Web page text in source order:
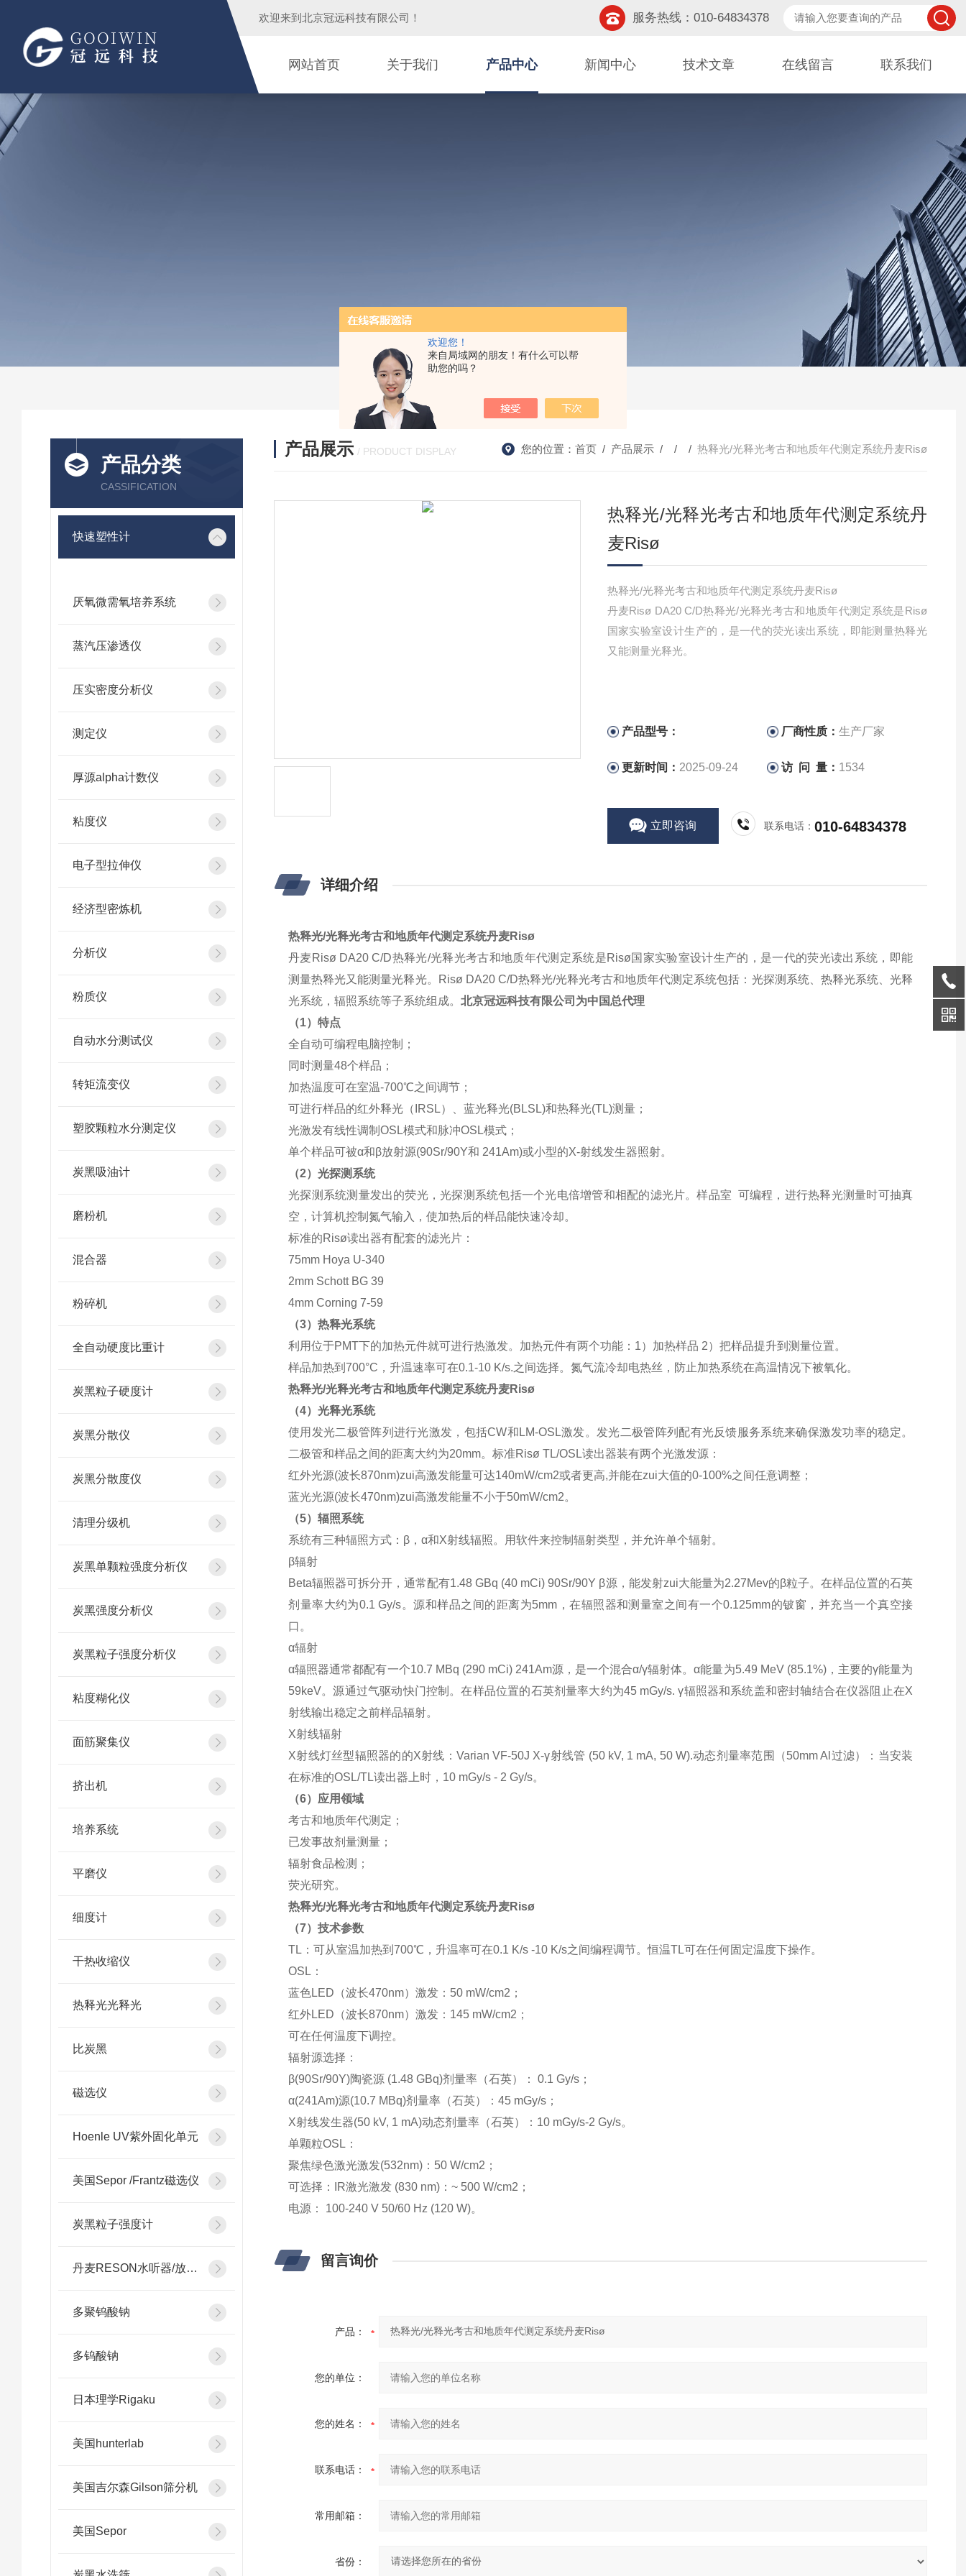
欢迎您！
来自局域网的朋友！有什么可以帮
助您的吗？
欢迎来到 北京冠远科技有限公司 ！ 服务热线：010-64834378
网站首页 关于我们 产品中心 新闻中心 技术文章 在线留言 联系我们
产品分类
CASSIFICATION
快速塑性计
厌氧微需氧培养系统
蒸汽压渗透仪
压实密度分析仪
测定仪
厚源alpha计数仪
粘度仪
电子型拉伸仪
经济型密炼机
分析仪
粉质仪
自动水分测试仪
转矩流变仪
塑胶颗粒水分测定仪
炭黑吸油计
磨粉机
混合器
粉碎机
全自动硬度比重计
炭黑粒子硬度计
炭黑分散仪
炭黑分散度仪
清理分级机
炭黑单颗粒强度分析仪
炭黑强度分析仪
炭黑粒子强度分析仪
粘度糊化仪
面筋聚集仪
挤出机
培养系统
平磨仪
细度计
干热收缩仪
热释光光释光
比炭黑
磁选仪
Hoenle UV紫外固化单元
美国Sepor /Frantz磁选仪
炭黑粒子强度计
丹麦RESON水听器/放大器
多聚钨酸钠
多钨酸钠
日本理学Rigaku
美国hunterlab
美国吉尔森Gilson筛分机
美国Sepor
产品展示 / PRODUCT DISPLAY 您的位置： 首页 / 产品展示 / / / 热释光/光释光考古和地质年代测定系统丹麦Risø
热释光/光释光考古和地质年代测定系统丹
麦Risø
热释光/光释光考古和地质年代测定系统丹麦Risø
丹麦Risø DA20 C/D热释光/光释光考古和地质年代测定系统是Risø
国家实验室设计生产的，是一代的荧光读出系统，即能测量热释光
又能测量光释光。
产品型号： 厂商性质：生产厂家
更新时间： 2025-09-24 访 问 量： 1534
立即咨询 联系电话：010-64834378
详细介绍
热释光/光释光考古和地质年代测定系统丹麦Risø
丹麦Risø DA20 C/D热释光/光释光考古和地质年代测定系统是Risø国家实验室设计生产的，是一代的荧光读出系统，即能
测量热释光又能测量光释光。Risø DA20 C/D热释光/光释光考古和地质年代测定系统包括：光探测系统、热释光系统、光释
光系统，辐照系统等子系统组成。北京冠远科技有限公司为中国总代理
（1）特点
全自动可编程电脑控制；
同时测量48个样品；
加热温度可在室温-700℃之间调节；
可进行样品的红外释光（IRSL）、蓝光释光(BLSL)和热释光(TL)测量；
光激发有线性调制OSL模式和脉冲OSL模式；
单个样品可被α和β放射源(90Sr/90Y和 241Am)或小型的X-射线发生器照射。
（2）光探测系统
光探测系统测量发出的荧光，光探测系统包括一个光电倍增管和相配的滤光片。样品室 可编程，进行热释光测量时可抽真
空，计算机控制氮气输入，使加热后的样品能快速冷却。
标准的Risø读出器有配套的滤光片：
75mm Hoya U-340
2mm Schott BG 39
4mm Corning 7-59
（3）热释光系统
利用位于PMT下的加热元件就可进行热激发。加热元件有两个功能：1）加热样品 2）把样品提升到测量位置。
样品加热到700°C，升温速率可在0.1-10 K/s.之间选择。氮气流冷却电热丝，防止加热系统在高温情况下被氧化。
热释光/光释光考古和地质年代测定系统丹麦Risø
（4）光释光系统
使用发光二极管阵列进行光激发，包括CW和LM-OSL激发。发光二极管阵列配有光反馈服务系统来确保激发功率的稳定。
二极管和样品之间的距离大约为20mm。标准Risø TL/OSL读出器装有两个光激发源：
红外光源(波长870nm)zui高激发能量可达140mW/cm2或者更高,并能在zui大值的0-100%之间任意调整；
蓝光光源(波长470nm)zui高激发能量不小于50mW/cm2。
（5）辐照系统
系统有三种辐照方式：β，α和X射线辐照。用软件来控制辐射类型，并允许单个辐射。
β辐射
Beta辐照器可拆分开，通常配有1.48 GBq (40 mCi) 90Sr/90Y β源，能发射zui大能量为2.27Mev的β粒子。在样品位置的石英
剂量率大约为0.1 Gy/s。源和样品之间的距离为5mm，在辐照器和测量室之间有一个0.125mm的铍窗，并充当一个真空接
口。
α辐射
α辐照器通常都配有一个10.7 MBq (290 mCi) 241Am源，是一个混合α/γ辐射体。α能量为5.49 MeV (85.1%)，主要的γ能量为
59keV。源通过气驱动快门控制。在样品位置的石英剂量率大约为45 mGy/s. γ辐照器和系统盖和密封轴结合在仪器阻止在X
射线输出稳定之前样品辐射。
X射线辐射
X射线灯丝型辐照器的的X射线：Varian VF-50J X-γ射线管 (50 kV, 1 mA, 50 W).动态剂量率范围（50mm Al过滤）：当安装
在标准的OSL/TL读出器上时，10 mGy/s - 2 Gy/s。
（6）应用领域
考古和地质年代测定；
已发事故剂量测量；
辐射食品检测；
荧光研究。
热释光/光释光考古和地质年代测定系统丹麦Risø
（7）技术参数
TL：可从室温加热到700℃，升温率可在0.1 K/s -10 K/s之间编程调节。恒温TL可在任何固定温度下操作。
OSL：
蓝色LED（波长470nm）激发：50 mW/cm2；
红外LED（波长870nm）激发：145 mW/cm2；
可在任何温度下调控。
辐射源选择：
β(90Sr/90Y)陶瓷源 (1.48 GBq)剂量率（石英）： 0.1 Gy/s；
α(241Am)源(10.7 MBq)剂量率（石英）：45 mGy/s；
X射线发生器(50 kV, 1 mA)动态剂量率（石英）：10 mGy/s-2 Gy/s。
单颗粒OSL：
聚焦绿色激光激发(532nm)：50 W/cm2；
可选择：IR激光激发 (830 nm)：~ 500 W/cm2；
电源： 100-240 V 50/60 Hz (120 W)。
留言询价
产品：
您的单位：
您的姓名：
联系电话：
常用邮箱：
省份：